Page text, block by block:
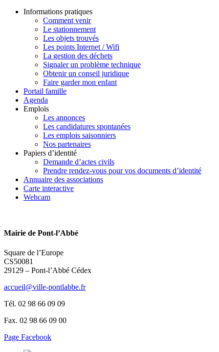
Informations pratiques
Comment venir
Le stationnement
Les objets trouvés
Les points Internet / Wifi
La gestion des déchets
Signaler un problème technique
Obtenir un conseil juridique
Faire garder mon enfant
Portail famille
Agenda
Emplois
Les annonces
Les candidatures spontanées
Les emplois saisonniers
Nos partenaires
Papiers d’identité
Demande d’actes civils
Prendre rendez-vous pour vos documents d’identité
Annuaire des associations
Carte interactive
Webcam
Mairie de Pont-l’Abbé
Square de l’Europe
CS50081
29129 – Pont-l’Abbé Cédex
accueil@ville-pontlabbe.fr
Tél. 02 98 66 09 09
Fax. 02 98 66 09 00
Page Facebook